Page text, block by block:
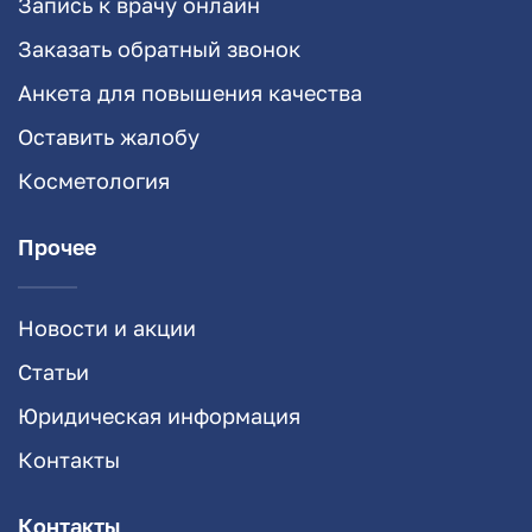
Заказать обратный звонок
Анкета для повышения качества
Оставить жалобу
Косметология
Прочее
Новости и акции
Статьи
Юридическая информация
Контакты
Контакты